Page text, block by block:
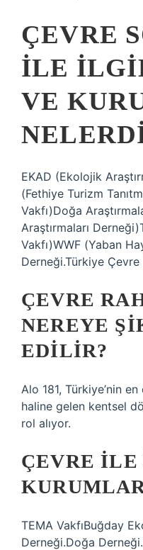
ÇEVRE
ILE
VE
EKAD (Ekolojik
(Fethiye Turizm
Vakfı)Doğa
Araştırmaları
Vakfı)WWF (Yaban
Derneği.Türkiye Çevre
ÇEVRE
NEREYE
EDILIR?
Alo 181, Türkiye’nin
haline gelen kentsel
rol alıyor.
ÇEVRE
TEMA VakfıBuğday
Derneği.Doğa